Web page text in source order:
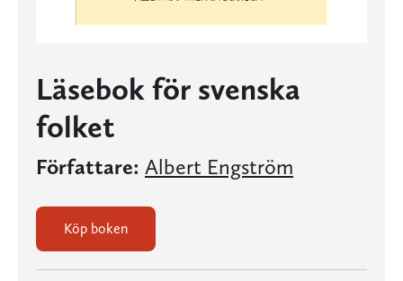
Läsebok för svenska
folket
Författare: Albert Engström
Köp boken